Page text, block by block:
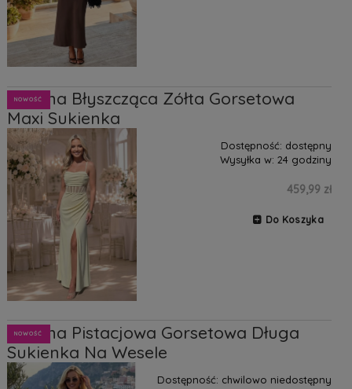
Lumina Błyszcząca Zółta Gorsetowa
Maxi Sukienka
Dostępność: dostępny
Wysyłka w: 24 godziny
459,99 zł
Do Koszyka
NOWOŚĆ
Lumina Pistacjowa Gorsetowa Długa
Sukienka Na Wesele
Dostępność: chwilowo niedostępny
NOWOŚĆ